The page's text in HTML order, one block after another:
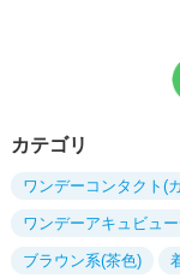
カテゴリ
ワンデーコンタクト(
ワンデーアキュビュ
ブラウン系(茶色)